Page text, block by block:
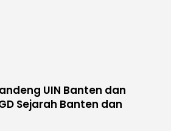
UIN Banten dan
Sejarah Banten dan